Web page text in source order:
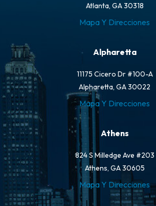
Atlanta, GA 30318
Mapa Y Direcciones
Alpharetta
11175 Cicero Dr #100-A
Alpharetta, GA 30022
Mapa Y Direcciones
Athens
824 S Milledge Ave #203
Athens, GA 30605
Mapa Y Direcciones